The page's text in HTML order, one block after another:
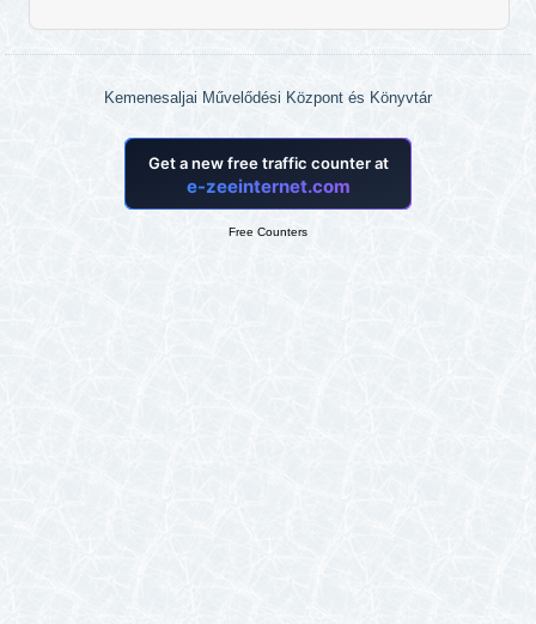
Kemenesaljai Művelődési Központ és Könyvtár
Free Counters